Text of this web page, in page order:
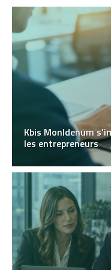
Kbis MonIdenum
les entrepreneurs